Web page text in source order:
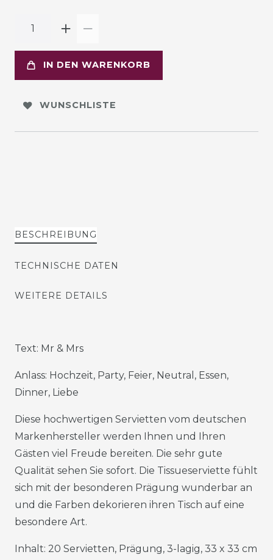
IN DEN WARENKORB
WUNSCHLISTE
BESCHREIBUNG
TECHNISCHE DATEN
WEITERE DETAILS
Text: Mr & Mrs
Anlass: Hochzeit, Party, Feier, Neutral, Essen,
Dinner, Liebe
Diese hochwertigen Servietten vom deutschen
Markenhersteller werden Ihnen und Ihren
Gästen viel Freude bereiten. Die sehr gute
Qualität sehen Sie sofort. Die Tissueserviette fühlt
sich mit der besonderen Prägung wunderbar an
und die Farben dekorieren ihren Tisch auf eine
besondere Art.
Inhalt: 20 Servietten, Prägung, 3-lagig, 33 x 33 cm